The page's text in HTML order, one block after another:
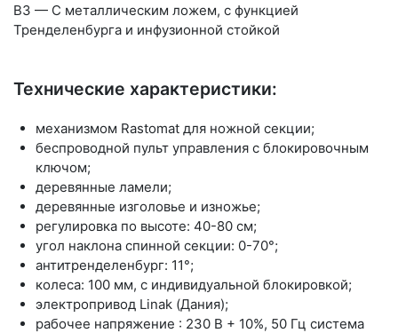
B3 — C металлическим ложем, с функцией
Тренделенбурга и инфузионной стойкой
Технические характеристики:
механизмом Rastomat для ножной секции;
беспроводной пульт управления с блокировочным
ключом;
деревянные ламели;
деревянные изголовье и изножье;
регулировка по высоте: 40-80 см;
угол наклона спинной секции: 0-70°;
антитренделенбург: 11°;
колеса: 100 мм, с индивидуальной блокировкой;
электропривод Linak (Дания);
рабочее напряжение : 230 В + 10%, 50 Гц система